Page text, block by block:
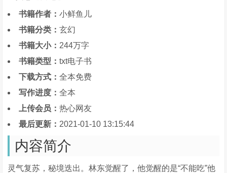
书籍作者：小鲜鱼儿
书籍分类：玄幻
书籍大小： 244万字
书籍类型：txt电子书
下载方式：全本免费
写作进度：全本
上传会员：热心网友
最后更新： 2021-01-10 13:15:44
内容简介
灵气复苏，秘境迭出。林东觉醒了，他觉醒的是“不能吃”他